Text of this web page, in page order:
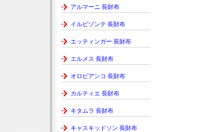
アルマーニ 長財布
イルビゾンテ 長財布
エッティンガー 長財布
エルメス 長財布
オロビアンコ 長財布
カルティエ 長財布
キタムラ 長財布
キャスキッドソン 長財布